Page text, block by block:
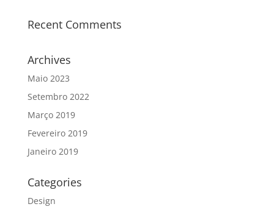
Recent Comments
Archives
Maio 2023
Setembro 2022
Março 2019
Fevereiro 2019
Janeiro 2019
Categories
Design